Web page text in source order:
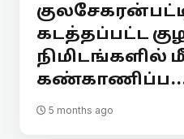
கடத்தப்பட்ட
நிமிடங்களில்
5 months ago